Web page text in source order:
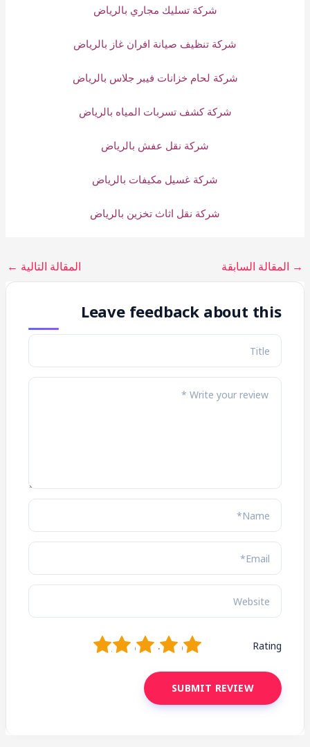
شركة تسليك مجاري بالرياض
شركة تنظيف صيانة افران غاز بالرياض
شركة لحام خزانات فيبر جلاس بالرياض
شركة كشف تسربات المياه بالرياض
شركة نقل عفش بالرياض
شركة غسيل مكيفات بالرياض
شركة نقل اثاث تخزين بالرياض
→ المقالة السابقة المقالة التالية ←
Leave feedback about this
Rating
5
4
3
2